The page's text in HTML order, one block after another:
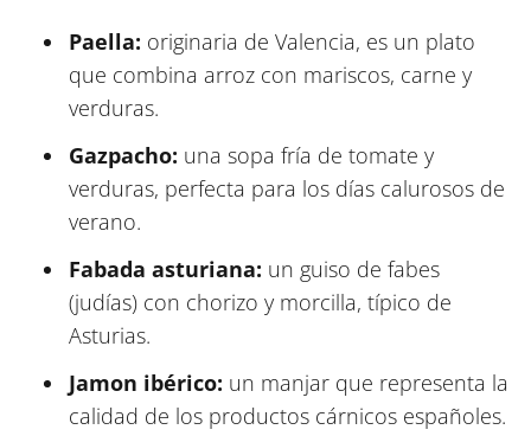
Paella: originaria de Valencia, es un plato
que combina arroz con mariscos, carne y
verduras.
Gazpacho: una sopa fría de tomate y
verduras, perfecta para los días calurosos de
verano.
Fabada asturiana: un guiso de fabes
(judías) con chorizo y morcilla, típico de
Asturias.
Jamon ibérico: un manjar que representa la
calidad de los productos cárnicos españoles.